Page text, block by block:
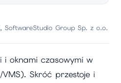
, SoftwareStudio Group Sp. z o.o.
oknami czasowymi w
Skróć przestoje i